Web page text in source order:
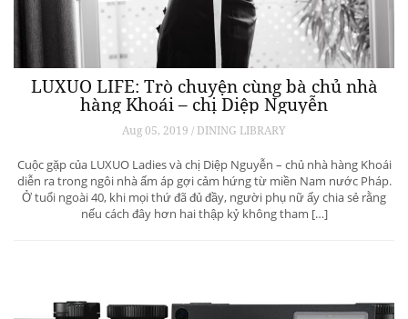
LUXUO LIFE: Trò chuyện cùng bà chủ nhà
hàng Khoái – chị Diệp Nguyễn
Aug 05, 2019 / DINING LIBRARY
Cuộc gặp của LUXUO Ladies và chị Diệp Nguyễn – chủ nhà hàng Khoái
diễn ra trong ngôi nhà ấm áp gợi cảm hứng từ miền Nam nước Pháp.
Ở tuổi ngoài 40, khi mọi thứ đã đủ đầy, người phụ nữ ấy chia sẻ rằng
nếu cách đây hơn hai thập kỷ không tham […]